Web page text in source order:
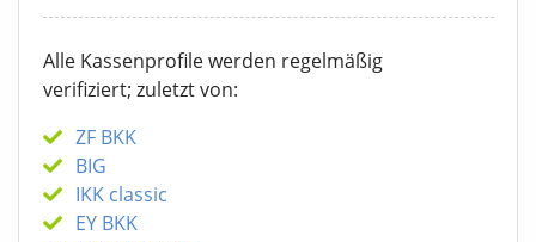
Alle Kassenprofile werden regelmäßig
verifiziert; zuletzt von:
ZF BKK
BIG
IKK classic
EY BKK